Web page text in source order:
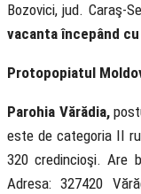
Bozovici, jud. Caraş-
vacanta începând
Protopopiatul
Parohia Vărădia,
este de categoria II
320 credincioşi. Are
Adresa: 327420